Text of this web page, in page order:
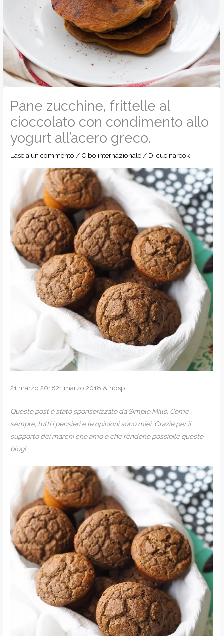
Pane zucchine, frittelle al
cioccolato con condimento allo
yogurt all’acero greco.
Lascia un commento / Cibo internazionale / Dicucinareok
21 marzo 201821 marzo 2018 & nbsp
Questo post è stato sponsorizzato da Simple Mills. Come
sempre, tutti i pensieri e le opinioni sono miei. Grazie per il
supporto dei marchi che amo e che rendono possibile questo
blog!